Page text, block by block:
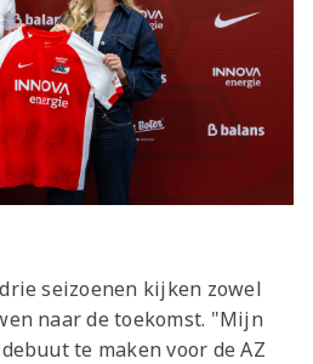
seizoenen kijken zowel
naar de toekomst. "Mijn
te maken voor de AZ